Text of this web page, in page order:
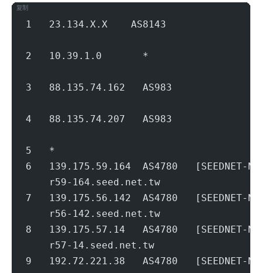
1   23.134.X.X    AS8143
2   10.39.1.0       *
3   88.135.74.162   AS983
4   88.135.74.207   AS983
5   *
6   139.175.59.164  AS4780   [SEEDNET-
r59-164.seed.net.tw
7   139.175.56.142  AS4780   [SEEDNET-
r56-142.seed.net.tw
8   139.175.57.14   AS4780   [SEEDNET-
r57-14.seed.net.tw
9   192.72.221.38   AS4780   [SEEDNET-
复制